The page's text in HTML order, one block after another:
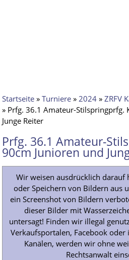
Startseite »Turniere »2024 »ZRFV
» Prfg. 36.1 Amateur-Stilspringprfg.
Junge Reiter
Prfg. 36.1 Amateur-
90cm Junioren und
Wir weisen ausdrücklich darauf
oder Speichern von Bildern aus
ein Screenshot von Bildern
dieser Bilder mit
untersagt! Finden wir illegal
Verkaufsportalen, Facebook oder
Kanälen, werden wir ohne
Rechtsanwalt